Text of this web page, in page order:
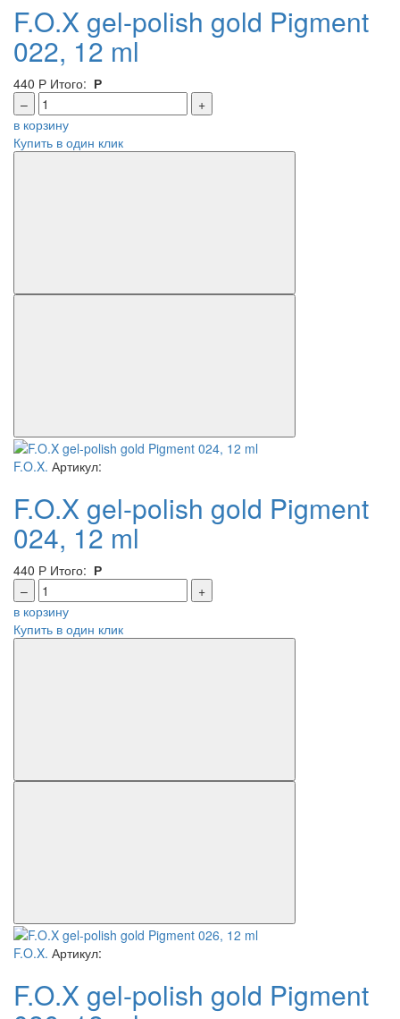
F.O.X gel-polish gold Pigment
022, 12 ml
440 Р Итого: Р
–
+
в корзину
Купить в один клик
F.O.X. Артикул:
F.O.X gel-polish gold Pigment
024, 12 ml
440 Р Итого: Р
–
+
в корзину
Купить в один клик
F.O.X. Артикул:
F.O.X gel-polish gold Pigment